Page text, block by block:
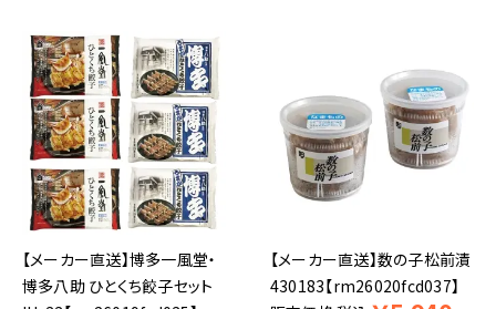
【メーカー直送】博多一風堂・
博多八助 ひとくち餃子セット
【メーカー直送】数の子松前漬
430183【rm26020fcd037】